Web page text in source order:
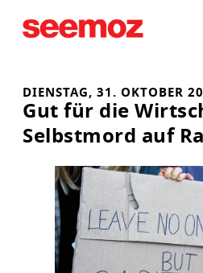
Inhalt
DIENSTAG, 31. OKTOBER
Gut für die
Selbstmord auf